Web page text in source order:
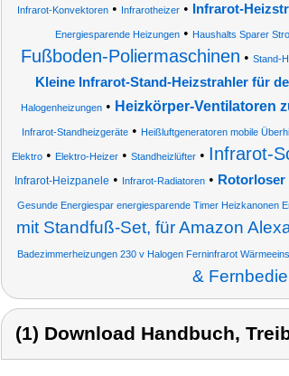
Infrarot-Konvektoren• Infrarotheizer• Infrarot-
Energiesparende Heizungen • Haushalts Sparer
Fußboden-Poliermaschinen • Stand-
Kleine Infrarot-Stand-Heizstrahler für
Halogenheizungen • Heizkörper-Ventilatoren
Infrarot-Standheizgeräte • Heißluftgeneratoren mobile
Elektro • Elektro-Heizer • Standheizlüfter • Infrarot-
Infrarot-Heizpanele • Infrarot-Radiatoren•
Gesunde Energiespar energiesparende Timer Heizkanonen
mit Standfuß-Set, für Amazon
Badezimmerheizungen 230 v Halogen Ferninfrarot
&
(1) Download Handbuch,